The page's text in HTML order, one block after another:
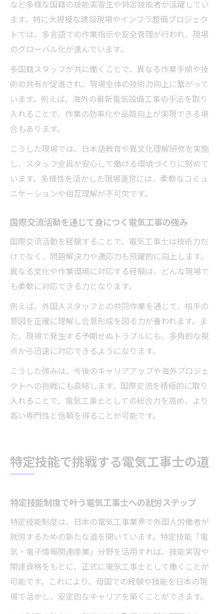
など多様な国籍の技能実習生や特定技能者が活躍してい
ます。特に大規模な建設現場やインフラ整備プロジェク
トでは、多言語での作業指示や安全管理が行われ、現場
のグローバル化が進んでいます。
多国籍スタッフが共に働くことで、異なる作業手順や技
術の共有が促進され、現場全体の技術力向上に繋がって
います。例えば、海外の最新電気設備工事の手法を取り
入れることで、作業の効率化や品質向上が実現できる場
合もあります。
こうした現場では、日本語教育や異文化理解研修を実施
し、スタッフ全員が安心して働ける環境づくりに努めて
います。多様性を活かした現場運営には、柔軟なコミュ
ニケーションや相互理解が不可欠です。
国際交流活動を通じて身につく電気工事の強み
国際交流活動を経験することで、電気工事士は技術力だ
けでなく、問題解決力や適応力も飛躍的に向上します。
異なる文化や作業環境に対応する経験は、どんな現場で
も柔軟に対応できる力となります。
例えば、外国人スタッフとの共同作業を通じて、相手の
意図を正確に理解し合意形成を図る力が養われます。ま
た、現場で発生する予期せぬトラブルにも、多角的な視
点から迅速に対応できるようになります。
こうした強みは、今後のキャリアアップや海外プロジェ
クトへの挑戦にも直結します。国際交流を積極的に取り
入れることで、電気工事士としての総合力を高め、より
高い専門性と信頼を得ることが可能です。
特定技能で挑戦する電気工事士の道
特定技能制度で叶う電気工事士への就労ステップ
特定技能制度は、日本の電気工事業界で外国人労働者が
就労するための新たな道を開いています。特定技能「電
気・電子情報関連産業」分野を活用すれば、技能実習や
関連資格をもとに、正式に電気工事士として働くことが
可能です。これにより、母国での経験や技能を日本の現
場で活かし、安定的なキャリアを築くことができます。